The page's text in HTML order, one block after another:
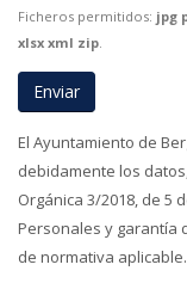
Ficheros permitidos: jpg
xlsx xml zip.
El Ayuntamiento de
debidamente los
Orgánica 3/2018, de 5
Personales y garantía
de normativa aplicable.